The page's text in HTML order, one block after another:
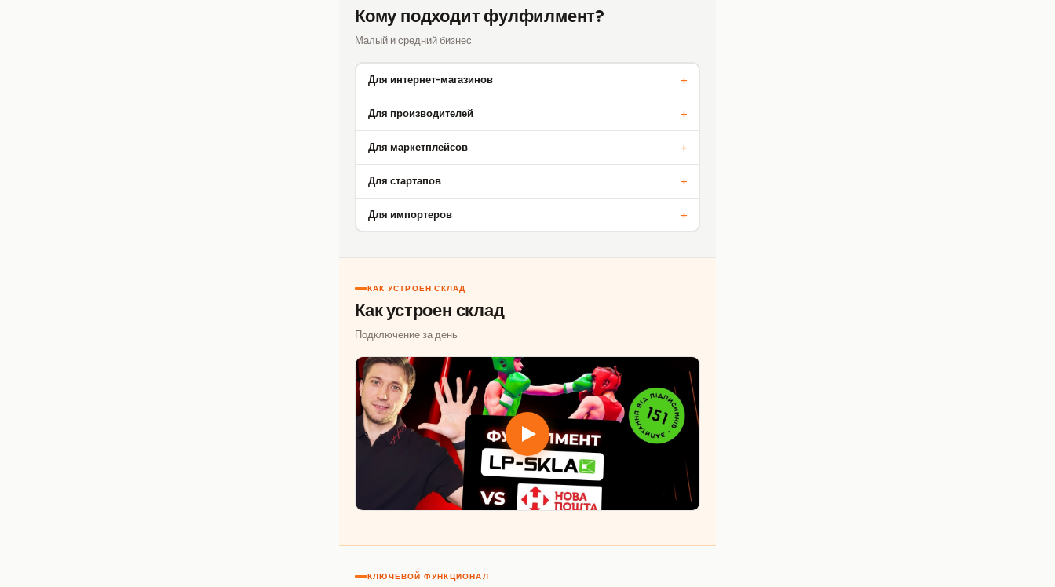
Кому подходит фулфилмент?
Малый и средний бизнес
Для интернет-магазинов +
сбор, упаковка и отправка товаров - все быстро и надежно
Для производителей +
сосредоточиться на производстве и развитии бизнеса
Для маркетплейсов +
платформами, обработка возвратов
Для стартапов +
профессиональную обработку и транспортировку ваших продуктов
Для импортеров +
КАК УСТРОЕН СКЛАД
Как устроен склад
Подключение за день
КЛЮЧЕВОЙ ФУНКЦИОНАЛ